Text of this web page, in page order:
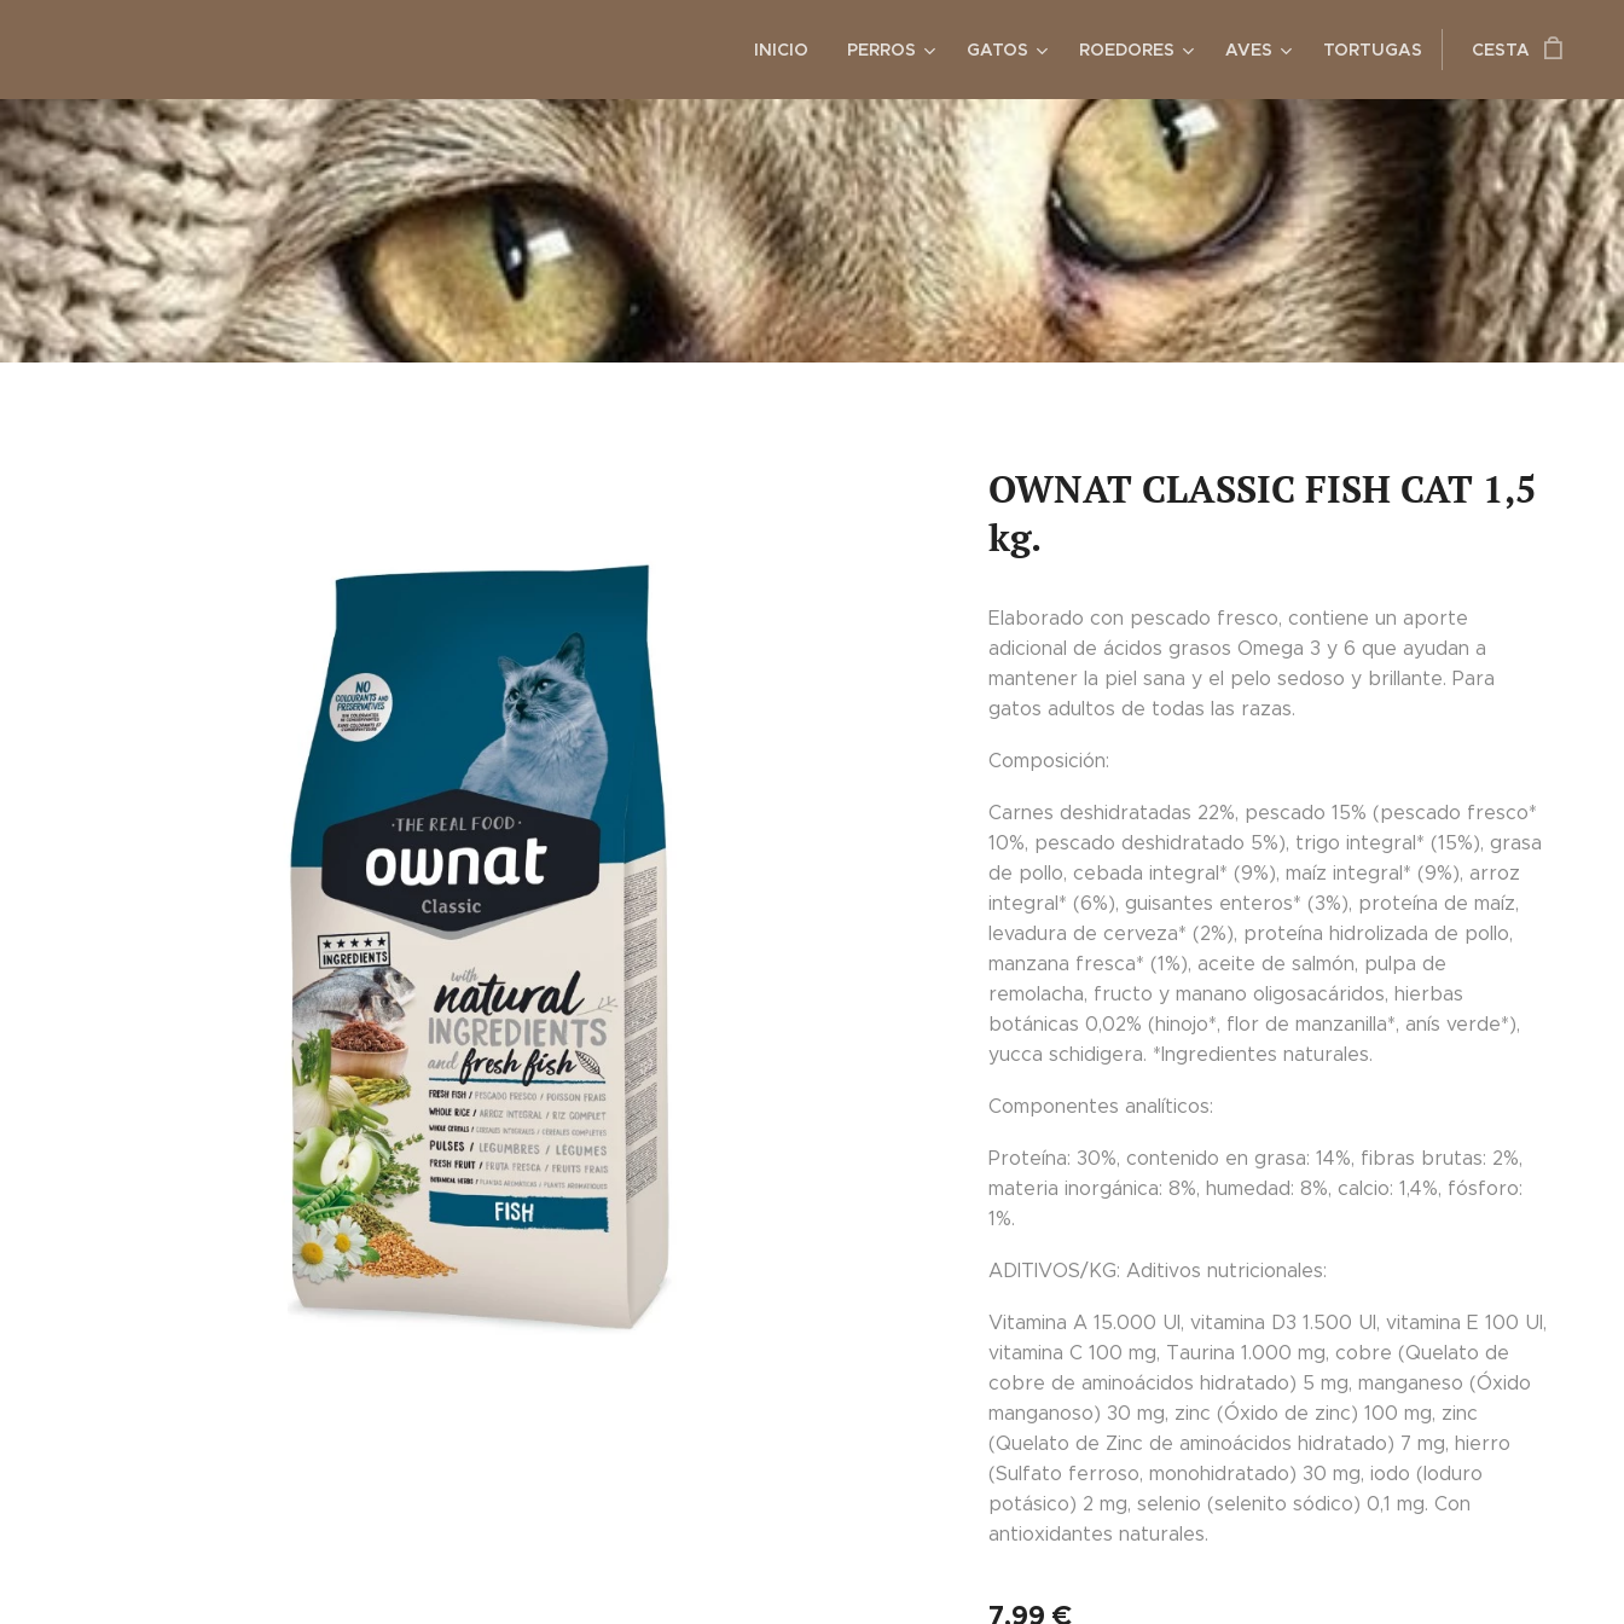
INICIO PERROS GATOS ROEDORES AVES TORTUGAS CESTA
OWNAT CLASSIC FISH CAT 1,5
kg.
Elaborado con pescado fresco, contiene un aporte
adicional de ácidos grasos Omega 3 y 6 que ayudan a
mantener la piel sana y el pelo sedoso y brillante. Para
gatos adultos de todas las razas.
Composición:
Carnes deshidratadas 22%, pescado 15% (pescado fresco*
10%, pescado deshidratado 5%), trigo integral* (15%), grasa
de pollo, cebada integral* (9%), maíz integral* (9%), arroz
integral* (6%), guisantes enteros* (3%), proteína de maíz,
levadura de cerveza* (2%), proteína hidrolizada de pollo,
manzana fresca* (1%), aceite de salmón, pulpa de
remolacha, fructo y manano oligosacáridos, hierbas
botánicas 0,02% (hinojo*, flor de manzanilla*, anís verde*),
yucca schidigera. *Ingredientes naturales.
Componentes analíticos:
Proteína: 30%, contenido en grasa: 14%, fibras brutas: 2%,
materia inorgánica: 8%, humedad: 8%, calcio: 1,4%, fósforo:
1%.
ADITIVOS/KG: Aditivos nutricionales:
Vitamina A 15.000 UI, vitamina D3 1.500 UI, vitamina E 100 UI,
vitamina C 100 mg, Taurina 1.000 mg, cobre (Quelato de
cobre de aminoácidos hidratado) 5 mg, manganeso (Óxido
manganoso) 30 mg, zinc (Óxido de zinc) 100 mg, zinc
(Quelato de Zinc de aminoácidos hidratado) 7 mg, hierro
(Sulfato ferroso, monohidratado) 30 mg, iodo (Ioduro
potásico) 2 mg, selenio (selenito sódico) 0,1 mg. Con
antioxidantes naturales.
7,99 €